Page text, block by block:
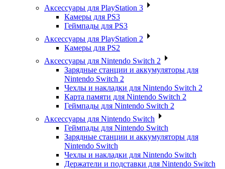
Аксессуары для PlayStation 3
Камеры для PS3
Геймпады для PS3
Аксессуары для PlayStation 2
Камеры для PS2
Аксессуары для Nintendo Switch 2
Зарядные станции и аккумуляторы для
Nintendo Switch 2
Чехлы и накладки для Nintendo Switch 2
Карта памяти для Nintendo Switch 2
Геймпады для Nintendo Switch 2
Аксессуары для Nintendo Switch
Геймпады для Nintendo Switch
Зарядные станции и аккумуляторы для
Nintendo Switch
Чехлы и накладки для Nintendo Switch
Держатели и подставки для Nintendo Switch